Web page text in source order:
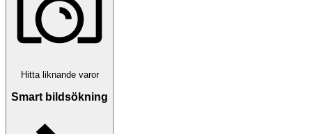
Traderas köparskydd
Hitta liknande varor
Smart bildsökning